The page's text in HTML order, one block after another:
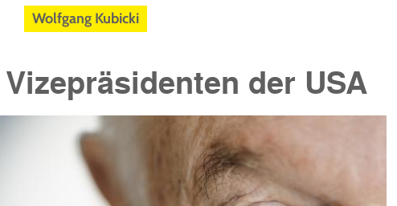
Wolfgang Kubicki
der USA